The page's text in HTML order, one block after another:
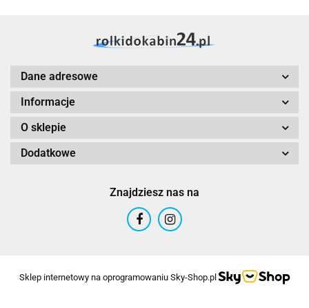
Dane adresowe
Informacje
O sklepie
Dodatkowe
Znajdziesz nas na
Sklep internetowy na oprogramowaniu Sky-Shop.pl